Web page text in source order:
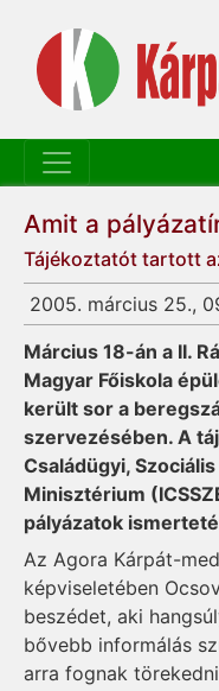
Amit a
Tájékoztatót tartott
2005. március 25.,
Március 18-án a II.
Magyar Főiskola
került sor a
szervezésében. A
Családügyi,
Minisztérium
pályázatok
Az Agora Kárpát-
képviseletében
beszédet, aki
bővebb informálás
arra fognak